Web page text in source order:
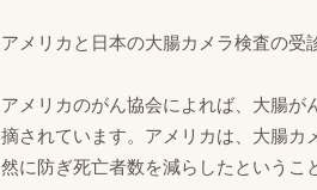
アメリカと日本の大腸カメラ検査の受
アメリカのがん協会によれば、大腸
摘されています。アメリカは、大腸カ
然に防ぎ死亡者数を減らしたというこ